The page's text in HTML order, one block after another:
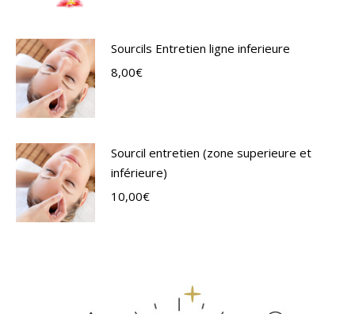
Sourcils Entretien ligne inferieure
8,00€
Sourcil entretien (zone superieure et
inférieure)
10,00€